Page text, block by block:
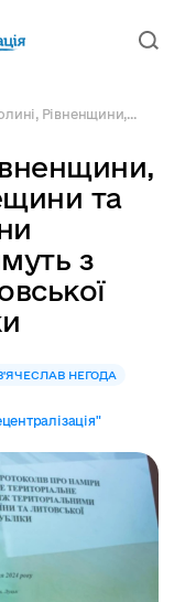
Рівненщини,...
та
з
НЕГОДА